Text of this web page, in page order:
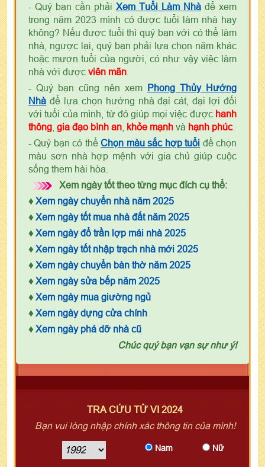
- Quý bạn cần phải Xem Tuổi Làm Nhà để xem
trong năm 2023 mình có được tuổi làm nhà hay
không? Nếu được tuổi thì quý bạn với có thể làm
nhà, ngược lại, quý bạn phải lựa chọn năm khác
hoặc mượn tuổi của người, có như vậy việc làm
nhà với được viên mãn
- Quý bạn cũng nên xem Phong Thủy Hướng
Nhà để lựa chọn hướng nhà đại cát, đại lợi đối
với tuổi của mình, từ đó giúp mọi việc được hanh
thông gia đạo bình an khỏe mạnh và hạnh phúc.
- Quý bạn có thểChọn màu sắc hợp tuổi để chọn
màu sơn nhà hợp mệnh với gia chủ giúp cuộc
sống them hài hòa.
Xem ngày tốt theo từng mục đích cụ thể:
♦ Xem ngày chuyển nhà năm 2025
♦ Xem ngày tốt mua nhà đất năm 2025
♦ Xem ngày đổ trần lợp mái nhà 2025
♦ Xem ngày tốt nhập trạch nhà mới 2025
♦ Xem ngày chuyển bàn thờ năm 2025
♦ Xem ngày sửa bếp năm 2025
♦ Xem ngày mua giường ngủ
♦ Xem ngày dựng cửa chính
♦ Xem ngày phá dỡ nhà cũ
Chúc quý bạn vạn sự như ý!
TRA CỨU TỬ VI 2024
Bạn vui lòng nhập chính xác thông tin của mình!
Nam Nữ